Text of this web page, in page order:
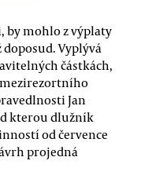
by mohlo z výplaty
Vyplývá
částkách,
Jan
kterou dlužník
od července
projedná